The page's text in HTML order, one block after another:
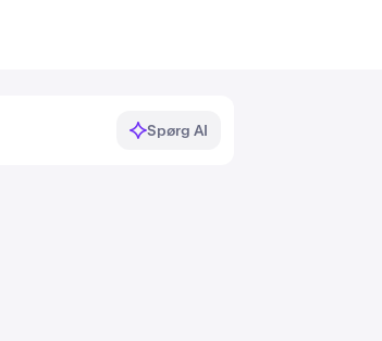
Spørg AI